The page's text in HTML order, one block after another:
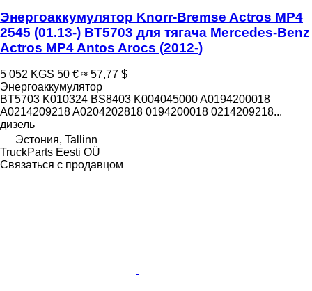
Энергоаккумулятор Knorr-Bremse Actros MP4
2545 (01.13-) BT5703 для тягача Mercedes-Benz
Actros MP4 Antos Arocs (2012-)
5 052 KGS 50 € ≈ 57,77 $
Энергоаккумулятор
BT5703 K010324 BS8403 K004045000 A0194200018
A0214209218 A0204202818 0194200018 0214209218...
дизель
Эстония, Tallinn
TruckParts Eesti OÜ
Связаться с продавцом